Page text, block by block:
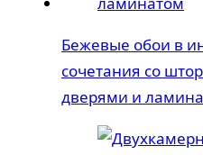
Бежевые обои в
сочетания со
дверями и